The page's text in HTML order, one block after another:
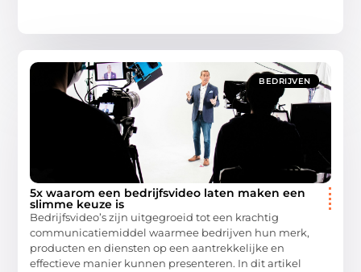
BEDRIJVEN
5x waarom een bedrijfsvideo laten maken een
slimme keuze is
Bedrijfsvideo’s zijn uitgegroeid tot een krachtig
communicatiemiddel waarmee bedrijven hun merk,
producten en diensten op een aantrekkelijke en
effectieve manier kunnen presenteren. In dit artikel